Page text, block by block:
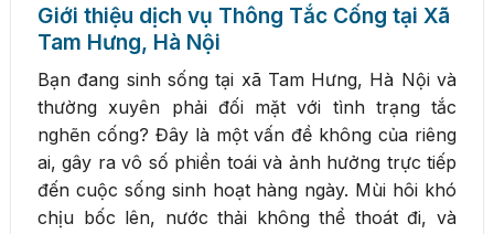
Giới thiệu dịch vụ Thông Tắc Cống tại Xã
Tam Hưng, Hà Nội
Bạn đang sinh sống tại xã Tam Hưng, Hà Nội và
thường xuyên phải đối mặt với tình trạng tắc
nghẽn cống? Đây là một vấn đề không của riêng
ai, gây ra vô số phiền toái và ảnh hưởng trực tiếp
đến cuộc sống sinh hoạt hàng ngày. Mùi hôi khó
chịu bốc lên, nước thải không thể thoát đi, và